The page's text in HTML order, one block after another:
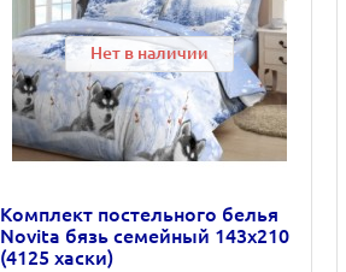
Нет в наличии
Комплект постельного белья
Novita бязь семейный 143х210
(4125 хаски)